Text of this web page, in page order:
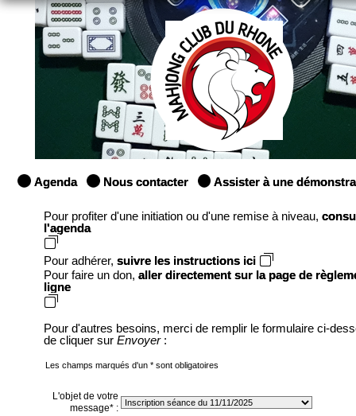
Agenda Nous contacter Assister à une
Pour profiter d'une initiation ou d'une remise à niveau,
l'agenda
Pour adhérer, suivre les instructions ici
Pour faire un don, aller directement sur la page de
ligne
Pour d'autres besoins, merci de remplir le formulaire ci-
de cliquer sur Envoyer:
Les champs marqués d'un * sont obligatoires
L'objet de votre
message* :